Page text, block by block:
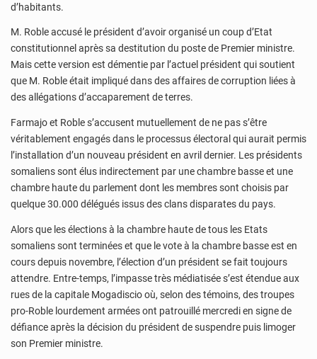
d’habitants.
M. Roble accusé le président d’avoir organisé un coup d’Etat
constitutionnel après sa destitution du poste de Premier ministre.
Mais cette version est démentie par l’actuel président qui soutient
que M. Roble était impliqué dans des affaires de corruption liées à
des allégations d’accaparement de terres.
Farmajo et Roble s’accusent mutuellement de ne pas s’être
véritablement engagés dans le processus électoral qui aurait permis
l’installation d’un nouveau président en avril dernier. Les présidents
somaliens sont élus indirectement par une chambre basse et une
chambre haute du parlement dont les membres sont choisis par
quelque 30.000 délégués issus des clans disparates du pays.
Alors que les élections à la chambre haute de tous les Etats
somaliens sont terminées et que le vote à la chambre basse est en
cours depuis novembre, l’élection d’un président se fait toujours
attendre. Entre-temps, l’impasse très médiatisée s’est étendue aux
rues de la capitale Mogadiscio où, selon des témoins, des troupes
pro-Roble lourdement armées ont patrouillé mercredi en signe de
défiance après la décision du président de suspendre puis limoger
son Premier ministre.